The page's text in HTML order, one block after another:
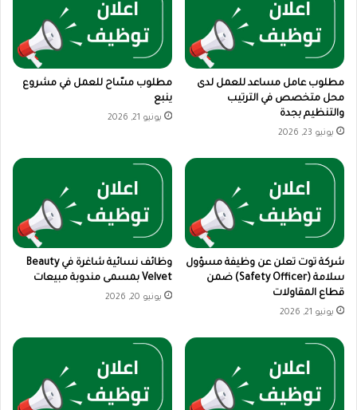
مطلوب عامل مساعد للعمل لدى
محل متخصص في الترتيب
والتنظيم بجدة
يونيو 23, 2026
مطلوب مسّاح للعمل في مشروع
ينبع
يونيو 21, 2026
شركة توت تعلن عن وظيفة مسؤول
سلامة (Safety Officer) ضمن
قطاع المقاولات
يونيو 21, 2026
وظائف نسائية شاغرة في Beauty
Velvet بمسمى مندوبة مبيعات
يونيو 20, 2026